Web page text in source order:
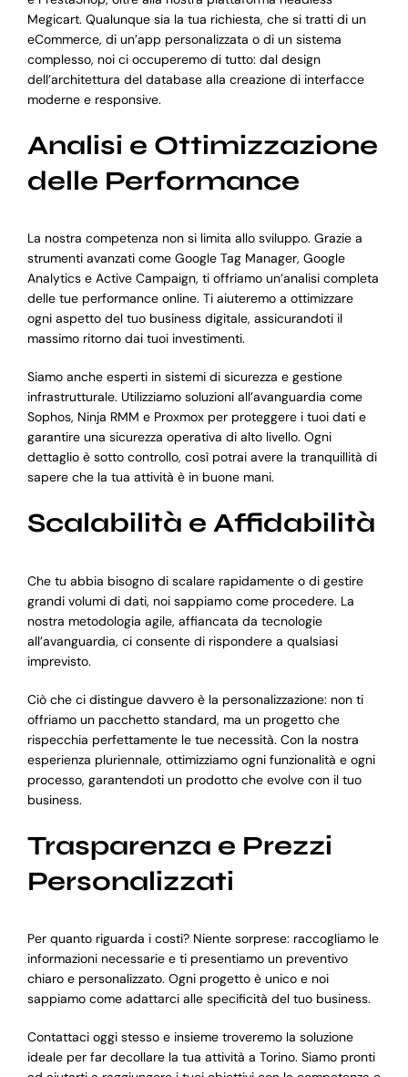
Megicart. Qualunque sia la tua richiesta, che si tratti di un
eCommerce, di un’app personalizzata o di un sistema
complesso, noi ci occuperemo di tutto: dal design
dell’architettura del database alla creazione di interfacce
moderne e responsive.
Analisi e Ottimizzazione
delle Performance
La nostra competenza non si limita allo sviluppo. Grazie a
strumenti avanzati come Google Tag Manager, Google
Analytics e Active Campaign, ti offriamo un’analisi completa
delle tue performance online. Ti aiuteremo a ottimizzare
ogni aspetto del tuo business digitale, assicurandoti il
massimo ritorno dai tuoi investimenti.
Siamo anche esperti in sistemi di sicurezza e gestione
infrastrutturale. Utilizziamo soluzioni all’avanguardia come
Sophos, Ninja RMM e Proxmox per proteggere i tuoi dati e
garantire una sicurezza operativa di alto livello. Ogni
dettaglio è sotto controllo, così potrai avere la tranquillità di
sapere che la tua attività è in buone mani.
Scalabilità e Affidabilità
Che tu abbia bisogno di scalare rapidamente o di gestire
grandi volumi di dati, noi sappiamo come procedere. La
nostra metodologia agile, affiancata da tecnologie
all’avanguardia, ci consente di rispondere a qualsiasi
imprevisto.
Ciò che ci distingue davvero è la personalizzazione: non ti
offriamo un pacchetto standard, ma un progetto che
rispecchia perfettamente le tue necessità. Con la nostra
esperienza pluriennale, ottimizziamo ogni funzionalità e ogni
processo, garantendoti un prodotto che evolve con il tuo
business.
Trasparenza e Prezzi
Personalizzati
Per quanto riguarda i costi? Niente sorprese: raccogliamo le
informazioni necessarie e ti presentiamo un preventivo
chiaro e personalizzato. Ogni progetto è unico e noi
sappiamo come adattarci alle specificità del tuo business.
Contattaci oggi stesso e insieme troveremo la soluzione
ideale per far decollare la tua attività a Torino. Siamo pronti